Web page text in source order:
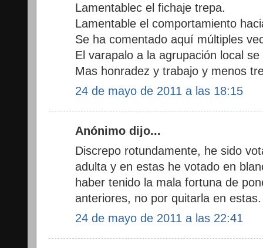
Lamentablec el fichaje trepa.
Lamentable el comportamiento
Se ha comentado aquí múltiples
El varapalo a la agrupación local
Mas honradez y trabajo y menos
24 de mayo de 2011 a las 18:15
Anónimo dijo...
Discrepo rotundamente, he sido
adulta y en estas he votado en
haber tenido la mala fortuna de
anteriores, no por quitarla en estas.
24 de mayo de 2011 a las 22:41